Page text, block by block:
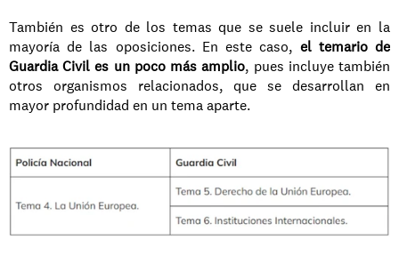
También es otro de los temas que se suele incluir en la
mayoría de las oposiciones. En este caso, el temario de
Guardia Civil es un poco más amplio, pues incluye también
otros organismos relacionados, que se desarrollan en
mayor profundidad en un tema aparte.